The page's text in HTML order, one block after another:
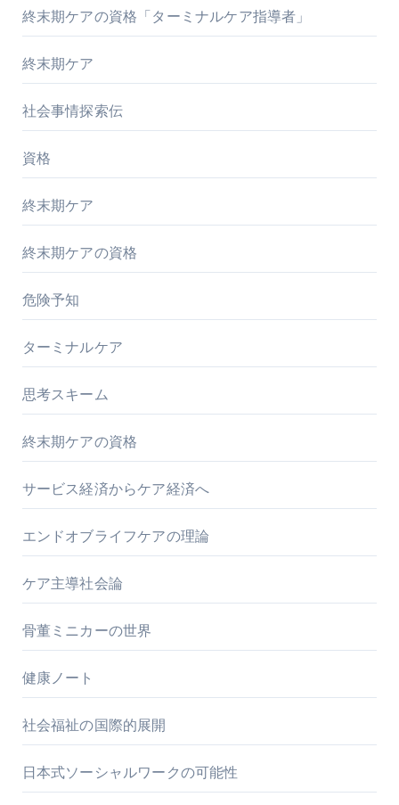
終末期ケアの資格「ターミナルケア指導者」
終末期ケア
社会事情探索伝
資格
終末期ケア
終末期ケアの資格
危険予知
ターミナルケア
思考スキーム
終末期ケアの資格
サービス経済からケア経済へ
エンドオブライフケアの理論
ケア主導社会論
骨董ミニカーの世界
健康ノート
社会福祉の国際的展開
日本式ソーシャルワークの可能性